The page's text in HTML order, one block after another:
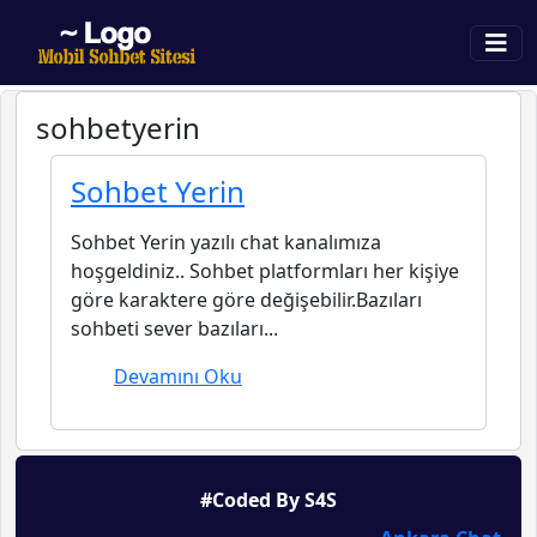
sohbetyerin
Sohbet Yerin
Sohbet Yerin yazılı chat kanalımıza
hoşgeldiniz.. Sohbet platformları her kişiye
göre karaktere göre değişebilir.Bazıları
sohbeti sever bazıları...
Devamını Oku
#Coded By S4S